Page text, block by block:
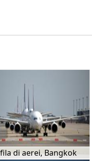
di aerei, Bangkok